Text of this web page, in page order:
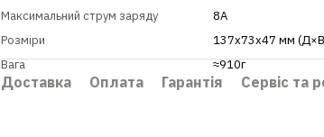
Максимальний струм заряду
8А
Розміри
137x73x47 мм
Вага
≈910г
Доставка Оплата Гарантія Сервіс та